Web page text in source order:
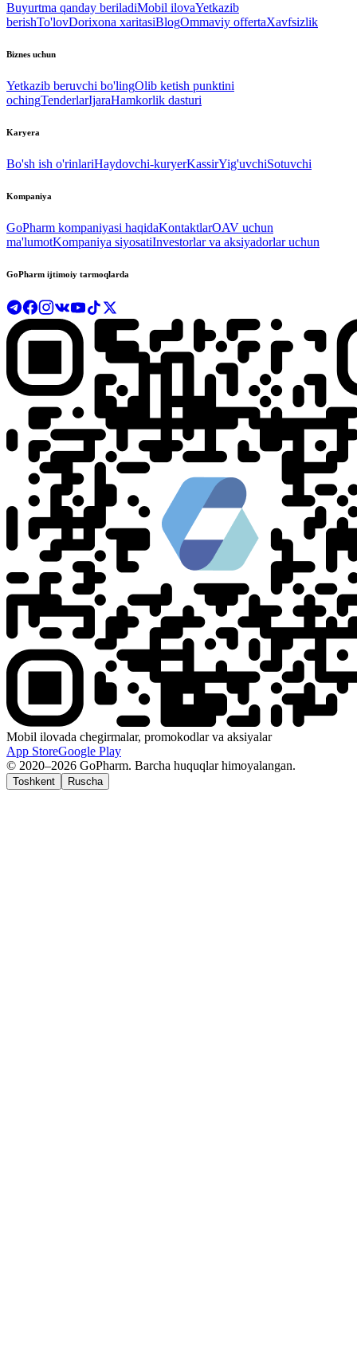
Buyurtma qanday beriladiMobil ilovaYetkazib
berishTo'lovDorixona xaritasiBlogOmmaviy offertaXavfsizlik
Biznes uchun
Yetkazib beruvchi bo'lingOlib ketish punktini
ochingTenderlarIjaraHamkorlik dasturi
Karyera
Bo'sh ish o'rinlariHaydovchi-kuryerKassirYig'uvchiSotuvchi
Kompaniya
GoPharm kompaniyasi haqidaKontaktlarOAV uchun
ma'lumotKompaniya siyosatiInvestorlar va aksiyadorlar uchun
GoPharm ijtimoiy tarmoqlarda
Mobil ilovada chegirmalar, promokodlar va aksiyalar
App StoreGoogle Play
© 2020–2026 GoPharm. Barcha huquqlar himoyalangan.
Toshkent Ruscha